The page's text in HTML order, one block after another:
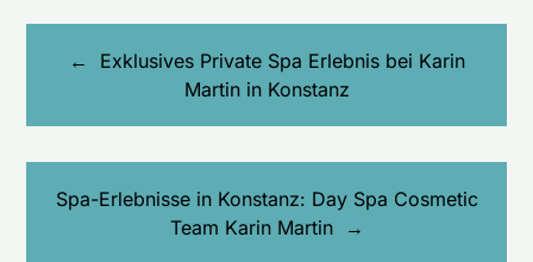
Beitragsnavigation
Exklusives Private Spa Erlebnis bei Karin
Martin in Konstanz
Spa-Erlebnisse in Konstanz: Day Spa Cosmetic
Team Karin Martin